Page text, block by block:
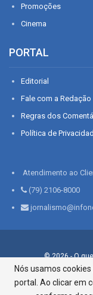
Promoções
Cinema
PORTAL
Editorial
Fale com a Redação
Regras dos
Política de
Atendimento ao
(79) 2106-8000
© 2026 - O
Infonet - Rua
Nós usamos
portal. Ao clicar em